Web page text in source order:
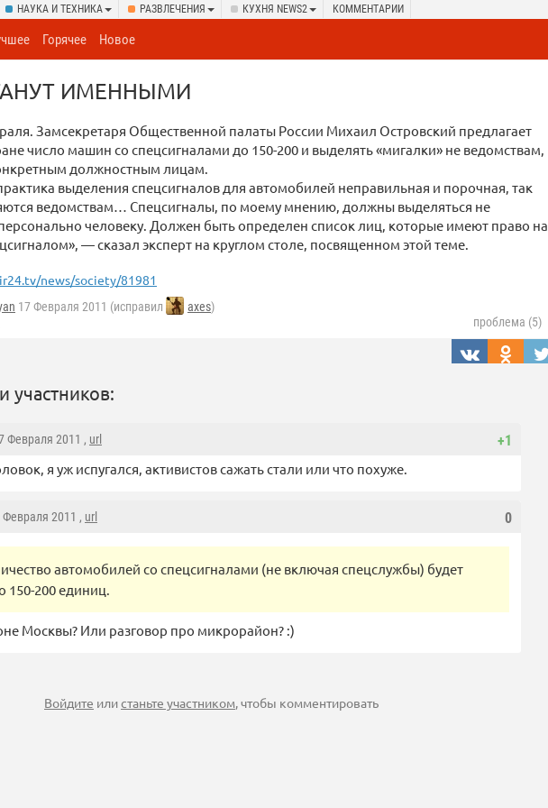
НАУКА И ТЕХНИКА РАЗВЛЕЧЕНИЯ КУХНЯ NEWS2 КОММЕНТАРИИ
Горячее Новое
ИМЕННЫМИ
Замсекретаря Общественной палаты России Михаил Островский предлагает
число машин со спецсигналами до 150-200 и выделять «мигалки» не ведомствам,
должностным лицам.
выделения спецсигналов для автомобилей неправильная и порочная, так
ведомствам… Спецсигналы, по моему мнению, должны выделяться не
человеку. Должен быть определен список лиц, которые имеют право на
— сказал эксперт на круглом столе, посвященном этой теме.
news/society/81981
17 Февраля 2011 (исправил axes)
проблема (5)
участников:
+1
Февраля 2011 , url
я уж испугался, активистов сажать стали или что похуже.
0
Февраля 2011 , url
автомобилей со спецсигналами (не включая спецслужбы) будет
150-200 единиц.
Москвы? Или разговор про микрорайон? :)
Войдите илистаньте участником, чтобы комментировать